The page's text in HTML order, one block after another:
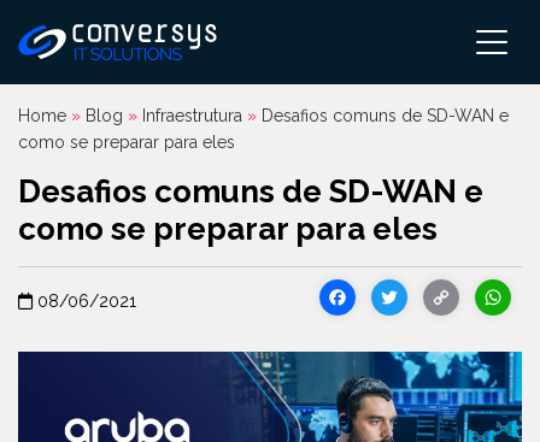
para
conteúdo
Home » Blog » Infraestrutura » Desafios comuns de SD-WAN e
como se preparar para eles
Desafios comuns de SD-WAN e
como se preparar para eles
08/06/2021 Facebook
Twitter
Link